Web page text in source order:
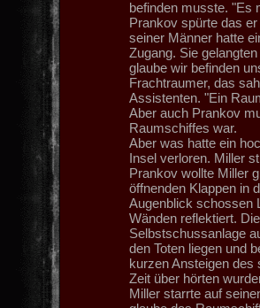
befinden musste. "Es
Prankov spürte das
seiner Männer hatte
Zugang. Sie
glaube wir befinden
Frachtraumer, das
Assistenten. "Ein
Aber auch Prankov
Raumschiffes war.
Aber was hatte ein
Insel verloren. Miller
Prankov wollte Miller
öffnenden Klappen in
Augenblick schossen
Wänden reflektiert.
Selbstschussanlage
den Toten liegen und
kurzen Ansteigen
Zeit über hörten
Miller starrte auf